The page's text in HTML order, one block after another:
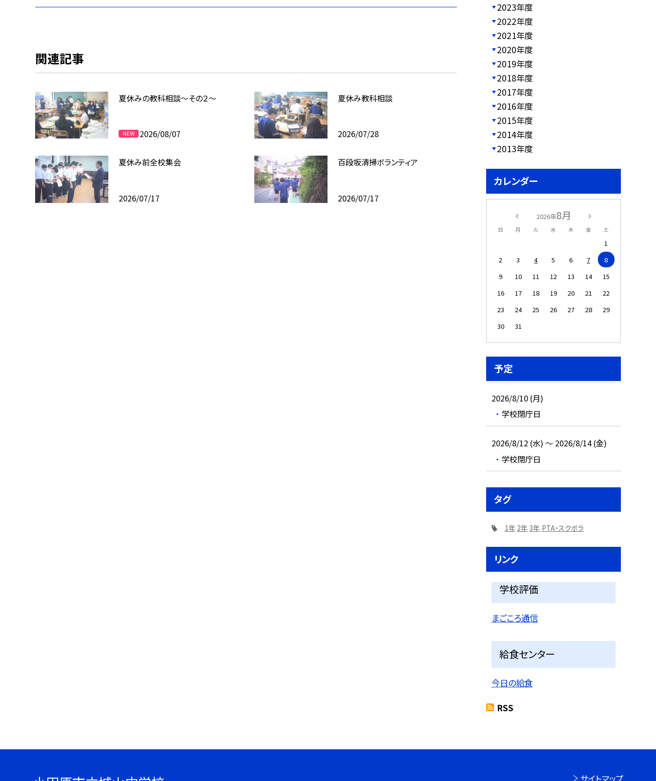
関連記事
夏休みの教科相談～その２～
2026/08/07
夏休み教科相談
2026/07/28
夏休み前全校集会
2026/07/17
百段坂清掃ボランティア
2026/07/17
2023年度
2022年度
2021年度
2020年度
2019年度
2018年度
2017年度
2016年度
2015年度
2014年度
2013年度
カレンダー
2026年8月
日 月 火 水 木 金 土
1
2
3 4 5 6 7
8
9
10 11 12 13 14
15
16
17 18 19 20 21
22
23
24 25 26 27 28
29
30
31
予定
2026/8/10 (月)
学校閉庁日
2026/8/12 (水) ～ 2026/8/14 (金)
学校閉庁日
タグ
1年 2年 3年 PTA・スクボラ
リンク
学校評価
まごころ通信
給食センター
今日の給食
RSS
サイトマップ